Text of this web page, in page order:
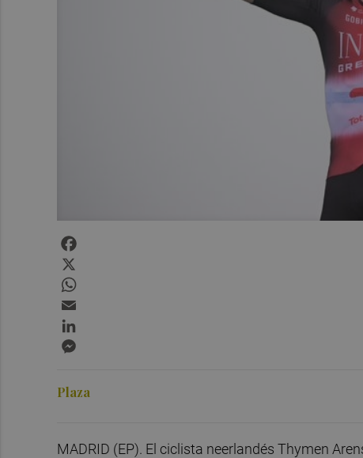
Plaza
MADRID (EP). El ciclista neerlandés Thymen